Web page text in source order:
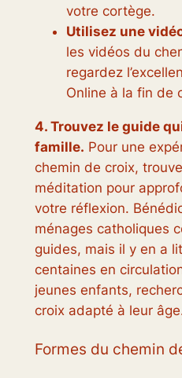
votre cortège.
Utilisez une
les vidéos du
regardez
Online à la fin de
4. Trouvez le guide
famille. Pour une
chemin de croix,
méditation pour
votre réflexion.
ménages catholiques
guides, mais il y en a
centaines en
jeunes enfants,
croix adapté à leur
Formes du chemin